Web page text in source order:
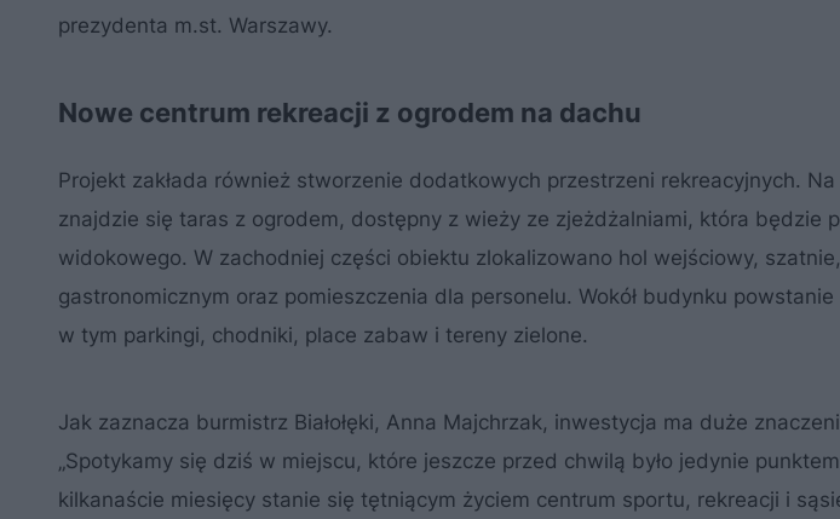
prezydenta m.st. Warszawy.
Nowe centrum rekreacji z ogrodem na dachu
Projekt zakłada również stworzenie dodatkowych przestrzeni rekreacyjnych.
znajdzie się taras z ogrodem, dostępny z wieży ze zjeżdżalniami, która będzie
widokowego. W zachodniej części obiektu zlokalizowano hol wejściowy,
gastronomicznym oraz pomieszczenia dla personelu. Wokół budynku
w tym parkingi, chodniki, place zabaw i tereny zielone.
Jak zaznacza burmistrz Białołęki, Anna Majchrzak, inwestycja ma duże
„Spotykamy się dziś w miejscu, które jeszcze przed chwilą było jedynie
kilkanaście miesięcy stanie się tętniącym życiem centrum sportu, rekreacji i